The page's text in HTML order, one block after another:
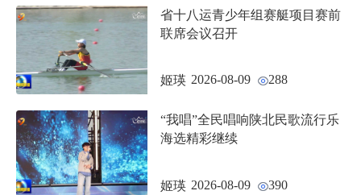
省十八运青少年组赛艇项目赛前
联席会议召开
姬瑛 2026-08-09 288
“我唱”全民唱响陕北民歌流行乐
海选精彩继续
姬瑛 2026-08-09 390